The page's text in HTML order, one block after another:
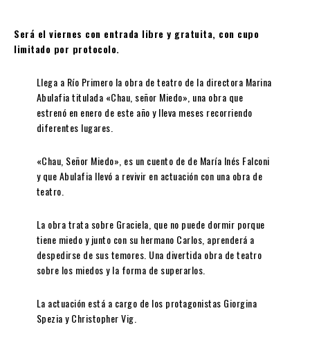
Será el viernes con entrada libre y gratuita, con cupo
limitado por protocolo.
Llega a Río Primero la obra de teatro de la directora Marina
Abulafia titulada «Chau, señor Miedo», una obra que
estrenó en enero de este año y lleva meses recorriendo
diferentes lugares.
«Chau, Señor Miedo», es un cuento de de María Inés Falconi
y que Abulafia llevó a revivir en actuación con una obra de
teatro.
La obra trata sobre Graciela, que no puede dormir porque
tiene miedo y junto con su hermano Carlos, aprenderá a
despedirse de sus temores. Una divertida obra de teatro
sobre los miedos y la forma de superarlos.
La actuación está a cargo de los protagonistas Giorgina
Spezia y Christopher Vig.